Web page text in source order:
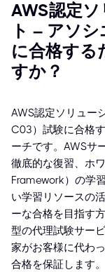
AWS認定
ト – アソ
に合格する
すか？
AWS認定ソリュー
C03）試験に合格
ーチです。AWSサ
徹底的な復習、ホ
Framework）の学
い学習リソースの
ーな合格を目指す方
型の代理試験サー
家がお客様に代わ
合格を保証します